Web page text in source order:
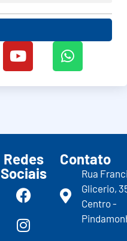
Redes
Sociais
Contato
Rua
Glicerio,
Centro -